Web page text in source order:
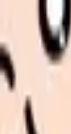
め方に分けて
くくなります。